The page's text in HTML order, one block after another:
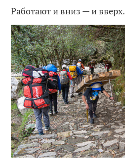
Работают и вниз — и вверх.